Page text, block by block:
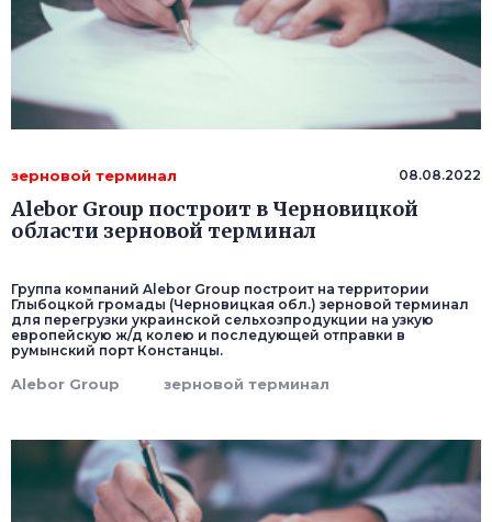
зерновой терминал 08.08.2022
Alebor Group построит в Черновицкой
области зерновой терминал
Группа компаний Alebor Group построит на территории
Глыбоцкой громады (Черновицкая обл.) зерновой терминал
для перегрузки украинской сельхозпродукции на узкую
европейскую ж/д колею и последующей отправки в
румынский порт Констанцы.
Alebor Group зерновой терминал